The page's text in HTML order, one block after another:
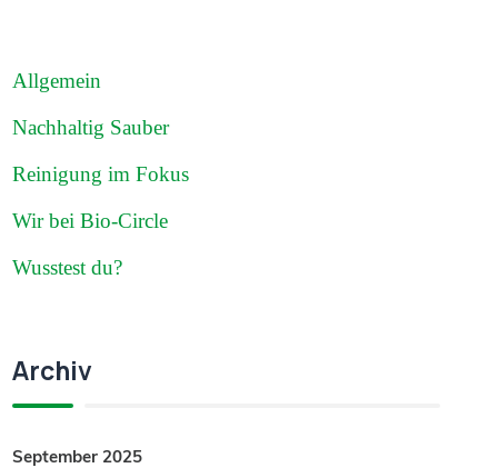
Allgemein
Nachhaltig Sauber
Reinigung im Fokus
Wir bei Bio-Circle
Wusstest du?
Archiv
September 2025